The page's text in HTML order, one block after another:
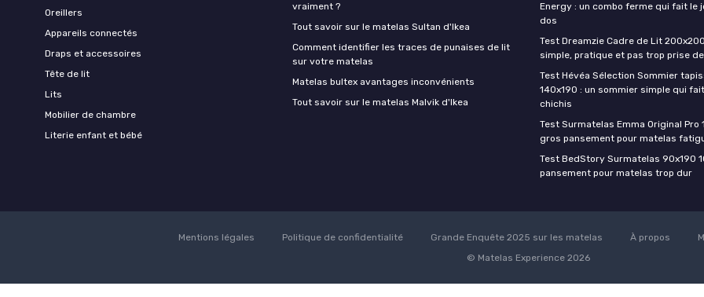
Oreillers
Appareils connectés
Draps et accessoires
Tête de lit
Lits
Mobilier de chambre
Literie enfant et bébé
vraiment ?
Tout savoir sur le matelas Sultan d'Ikea
Comment identifier les traces de punaises de lit
sur votre matelas
Matelas bultex avantages inconvénients
Tout savoir sur le matelas Malvik d'Ikea
Energy : un combo ferme qui fait le
dos
Test Dreamzie Cadre de Lit
simple, pratique et pas trop prise
Test Hévéa Sélection Sommier
140x190 : un sommier simple qui
chichis
Test Surmatelas Emma Original Pro
gros pansement pour matelas
Test BedStory Surmatelas 90x190
pansement pour matelas trop dur
Mentions légales Politique de confidentialité Grande Enquête 2025 sur les matelas À propos
© Matelas Experience 2026